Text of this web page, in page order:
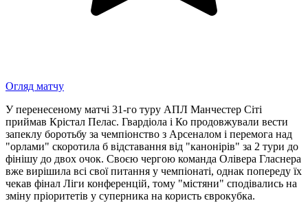
Огляд матчу
У перенесеному матчі 31-го туру АПЛ Манчестер Сіті
приймав Крістал Пелас. Гвардіола і Ко продовжували вести
запеклу боротьбу за чемпіонство з Арсеналом і перемога над
"орлами" скоротила б відставання від "канонірів" за 2 тури до
фінішу до двох очок. Своєю чергою команда Олівера Гласнера
вже вирішила всі свої питання у чемпіонаті, однак попереду їх
чекав фінал Ліги конференцій, тому "містяни" сподівались на
зміну пріоритетів у суперника на користь єврокубка.